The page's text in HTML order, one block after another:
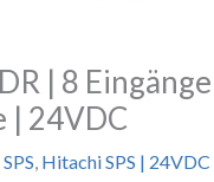
| 8
| 24VDC
, Hitachi SPS |